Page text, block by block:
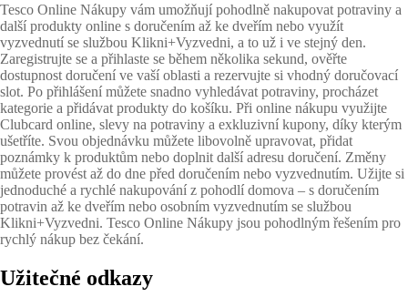
Tesco Online Nákupy vám umožňují pohodlně nakupovat potraviny a
další produkty online s doručením až ke dveřím nebo využít
vyzvednutí se službou Klikni+Vyzvedni, a to už i ve stejný den.
Zaregistrujte se a přihlaste se během několika sekund, ověřte
dostupnost doručení ve vaší oblasti a rezervujte si vhodný doručovací
slot. Po přihlášení můžete snadno vyhledávat potraviny, procházet
kategorie a přidávat produkty do košíku. Při online nákupu využijte
Clubcard online, slevy na potraviny a exkluzivní kupony, díky kterým
ušetříte. Svou objednávku můžete libovolně upravovat, přidat
poznámky k produktům nebo doplnit další adresu doručení. Změny
můžete provést až do dne před doručením nebo vyzvednutím. Užijte si
jednoduché a rychlé nakupování z pohodlí domova – s doručením
potravin až ke dveřím nebo osobním vyzvednutím se službou
Klikni+Vyzvedni. Tesco Online Nákupy jsou pohodlným řešením pro
rychlý nákup bez čekání.
Užitečné odkazy